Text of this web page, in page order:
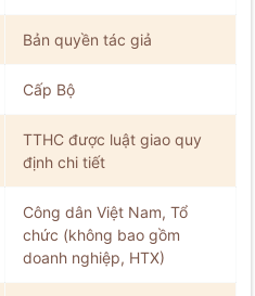
Bản quyền tác giả
Cấp Bộ
TTHC được luật giao quy
định chi tiết
Công dân Việt Nam, Tổ
chức (không bao gồm
doanh nghiệp, HTX)